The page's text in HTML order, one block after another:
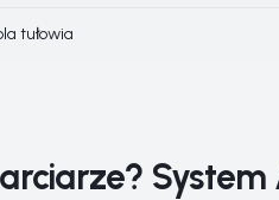
tułowia
System